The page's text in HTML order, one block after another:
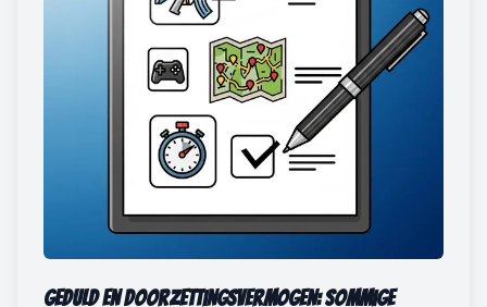
Geduld en Doorzettingsvermogen: Sommige